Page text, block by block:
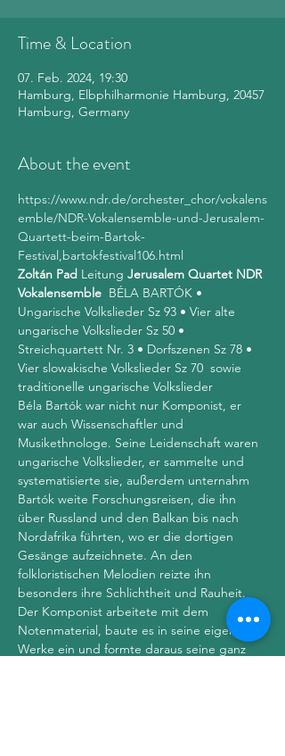
Time & Location
07. Feb. 2024, 19:30
Hamburg, Elbphilharmonie Hamburg, 20457
Hamburg, Germany
About the event
https://www.ndr.de/orchester_chor/vokalens
emble/NDR-Vokalensemble-und-Jerusalem-
Quartett-beim-Bartok-
Festival,bartokfestival106.html
Zoltán Pad Leitung Jerusalem Quartet NDR
Vokalensemble BÉLA BARTÓK •
Ungarische Volkslieder Sz 93 • Vier alte
ungarische Volkslieder Sz 50 •
Streichquartett Nr. 3 • Dorfszenen Sz 78 •
Vier slowakische Volkslieder Sz 70  sowie
traditionelle ungarische Volkslieder
Béla Bartók war nicht nur Komponist, er
war auch Wissenschaftler und
Musikethnologe. Seine Leidenschaft waren
ungarische Volkslieder, er sammelte und
systematisierte sie, außerdem unternahm
Bartók weite Forschungsreisen, die ihn
über Russland und den Balkan bis nach
Nordafrika führten, wo er die dortigen
Gesänge aufzeichnete. An den
folkloristischen Melodien reizte ihn
besonders ihre Schlichtheit und Rauheit.
Der Komponist arbeitete mit dem
Notenmaterial, baute es in seine eigenen
Werke ein und formte daraus seine ganz